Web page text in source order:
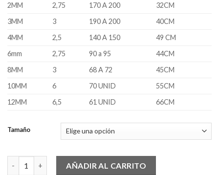
hasta
$6.50
2MM
2,75 170 A 200
32CM
3MM
3 190 A 200
40CM
4MM
2,5 140 A 150
49 CM
6mm
2,75 90 a 95
44CM
8MM
3 68 A 72
45CM
10MM
6 70 UNID
55CM
12MM
6,5 61 UNID 66CM
Tamaño
Cristales C172 cantidadAÑADIR AL CARRITO